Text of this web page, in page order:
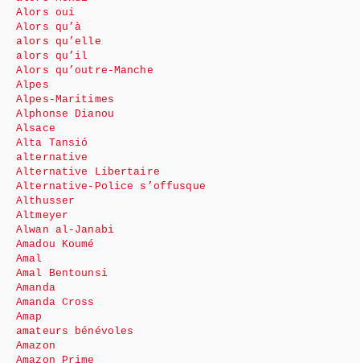
Alors oui
Alors qu’à
alors qu’elle
alors qu’il
Alors qu’outre-Manche
Alpes
Alpes-Maritimes
Alphonse Dianou
Alsace
Alta Tansió
alternative
Alternative Libertaire
Alternative-Police s’offusque
Althusser
Altmeyer
Alwan al-Janabi
Amadou Koumé
Amal
Amal Bentounsi
Amanda
Amanda Cross
Amap
amateurs bénévoles
Amazon
Amazon Prime